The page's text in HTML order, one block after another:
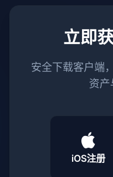
立即
安全下载客户端
资产
iOS注册